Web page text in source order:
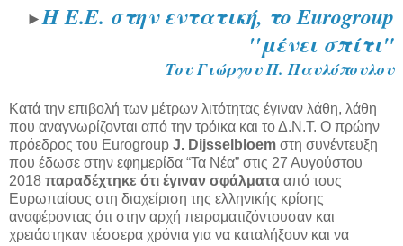
►Η Ε.Ε. στην εντατική, το Eurogroup
''μένει σπίτι"
Του Γιώργου Π. Παυλόπουλου
Κατά την επιβολή των μέτρων λιτότητας έγιναν λάθη, λάθη
που αναγνωρίζονται από την τρόικα και το Δ.Ν.Τ. Ο πρώην
πρόεδρος του Eurogroup J. Dijsselbloem στη συνέντευξη
που έδωσε στην εφημερίδα “Τα Νέα” στις 27 Αυγούστου
2018 παραδέχτηκε ότι έγιναν σφάλματα από τους
Ευρωπαίους στη διαχείριση της ελληνικής κρίσης
αναφέροντας ότι στην αρχή πειραματιζόντουσαν και
χρειάστηκαν τέσσερα χρόνια για να καταλήξουν και να